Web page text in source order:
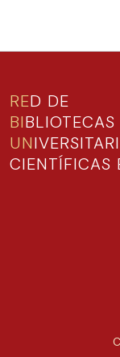
RED DE
BIBLIOTECAS
UN
CIENTÍFICAS